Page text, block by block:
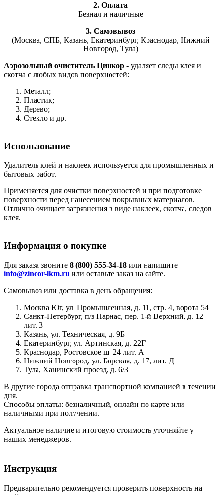
2. Оплата
Безнал и наличные
3. Самовывоз
(Москва, СПБ, Казань, Екатеринбург, Краснодар, Нижний
Новгород, Тула)
Аэрозольный очиститель Цинкор - удаляет следы клея и
скотча с любых видов поверхностей:
Металл;
Пластик;
Дерево;
Стекло и др.
Использование
Удалитель клей и наклеек используется для промышленных и
бытовых работ.
Применяется для очистки поверхностей и при подготовке
поверхности перед нанесением покрывных материалов.
Отлично очищает загрязнения в виде наклеек, скотча, следов
клея.
Информация о покупке
Для заказа звоните 8 (800) 555-34-18 или напишите
info@zincor-lkm.ru или оставьте заказ на сайте.
Самовывоз или доставка в день обращения:
Москва Юг, ул. Промышленная, д. 11, стр. 4, ворота 54
Санкт-Петербург, п/з Парнас, пер. 1-й Верхний, д. 12
лит. 3
Казань, ул. Техническая, д. 9Б
Екатеринбург, ул. Артинская, д. 22Г
Краснодар, Ростовское ш. 24 лит. А
Нижний Новгород, ул. Борская, д. 17, лит. Д
Тула, Ханинский проезд, д. 6/3
В другие города отправка транспортной компанией в течении
дня.
Способы оплаты: безналичный, онлайн по карте или
наличными при получении.
Актуальное наличие и итоговую стоимость уточняйте у
наших менеджеров.
Инструкция
Предварительно рекомендуется проверить поверхность на